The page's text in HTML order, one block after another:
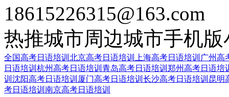
18615226315@163.com
热推城市周边城市手机版
全国高考日语培训 北京高考日语培训 上海高考日语培训 广州高
日语培训 杭州高考日语培训 青岛高考日语培训 郑州高考日语培
训 沈阳高考日语培训 厦门高考日语培训 长沙高考日语培训 昆明
考日语培训 南京高考日语培训